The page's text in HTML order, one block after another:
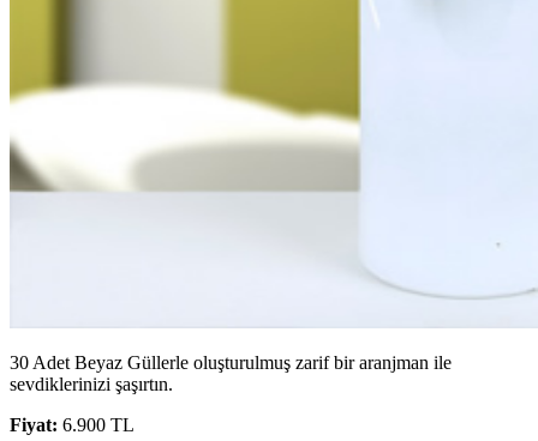
30 Adet Beyaz Güllerle oluşturulmuş zarif bir aranjman ile
sevdiklerinizi şaşırtın.
Fiyat: 6.900 TL